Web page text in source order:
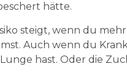
hätte.
steigt, wenn du mehr
Auch wenn du
hast. Oder die